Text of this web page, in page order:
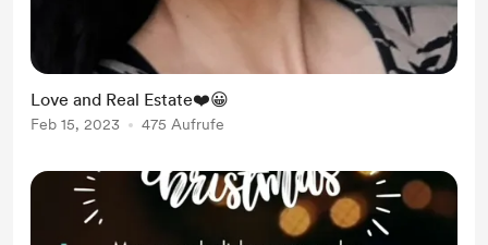
Love and Real Estate❤️😀
Feb 15, 2023 475 Aufrufe